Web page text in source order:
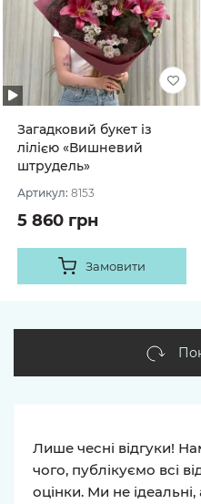
Загадковий букет із
лілією «Вишневий
штрудель»
Артикул: 8153
5 860 грн
Замовити
Лише чесні відгуки!
чого, публікуємо всі
оцінки. Ми не ідеальні,